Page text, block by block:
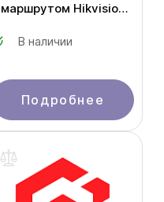
маршрутом Hikvision
Route&Driver/Module
В наличии
Подробнее